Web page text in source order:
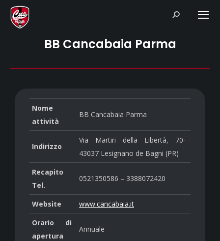
Search:
BB Cancabaia Parma
Nome
attività
BB Cancabaia Parma
Indirizzo
Via Martiri della Libertà, 70-
43037 Lesignano de Bagni (PR)
Recapito
Tel.
0521350586 – 3388072420
Website
www.cancabaia.it
Orario di
apertura
Annuale